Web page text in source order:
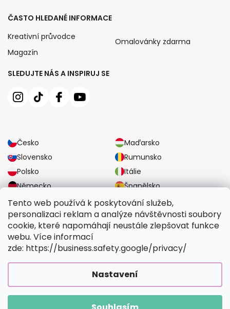
Tento web používá k poskytování služeb,
personalizaci reklam a analýze návštěvnosti soubory
cookie, které napomáhají neustále zlepšovat funkce
webu. Více informací
zde: https://business.safety.google/privacy/
Nastavení
SLEDUJTE NÁS A INSPIRUJ SE
Česko
Maďarsko
Slovensko
Rumunsko
Polsko
Itálie
Německo
Španělsko
Velká Británie
Rakousko
ČASTO HLEDANÉ INFORMACE
Kreativní průvodce
Magazín
Omalovánky zdarma
SPOLEHLIVÉ MOŽNOSTI DOPRAVY
BEZPEČNÉ MOŽNOSTI PLATBY
Vymalujsisam.cz. Všechna práva vyhrazena.